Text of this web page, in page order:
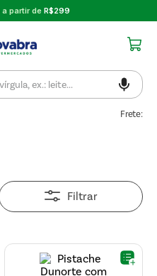
a partir de R$299
Frete:
Filtrar